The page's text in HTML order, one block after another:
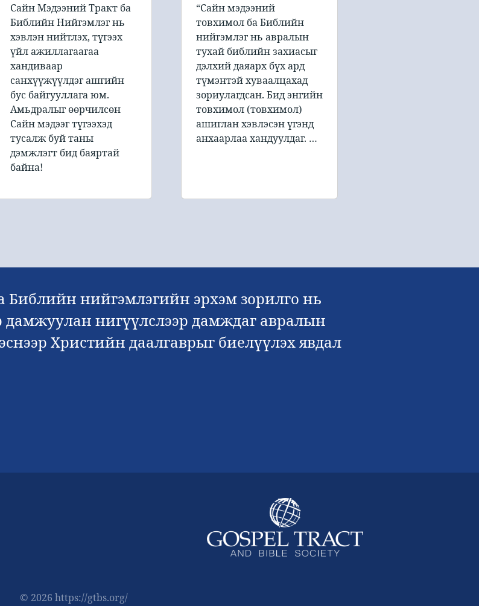
Сайн Мэдээний Тракт ба
Библийн Нийгэмлэг нь
хэвлэн нийтлэх, түгээх
үйл ажиллагаагаа
хандиваар
санхүүжүүлдэг ашгийн
бус байгууллага юм.
Амьдралыг өөрчилсөн
Сайн мэдээг түгээхэд
тусалж буй таны
дэмжлэгт бид баяртай
байна!
“Сайн мэдээний
товхимол ба Библийн
нийгэмлэг нь авралын
тухай библийн захиасыг
дэлхий даяарх бүх ард
түмэнтэй хуваалцахад
зориулагдсан. Бид энгийн
товхимол (товхимол)
ашиглан хэвлэсэн үгэнд
анхаарлаа хандуулдаг. …
Библийн нийгэмлэгийн эрхэм зорилго нь
дамжуулан нигүүлслээр дамждаг авралын
Христийн даалгаврыг биелүүлэх явдал
© 2026 https://gtbs.org/